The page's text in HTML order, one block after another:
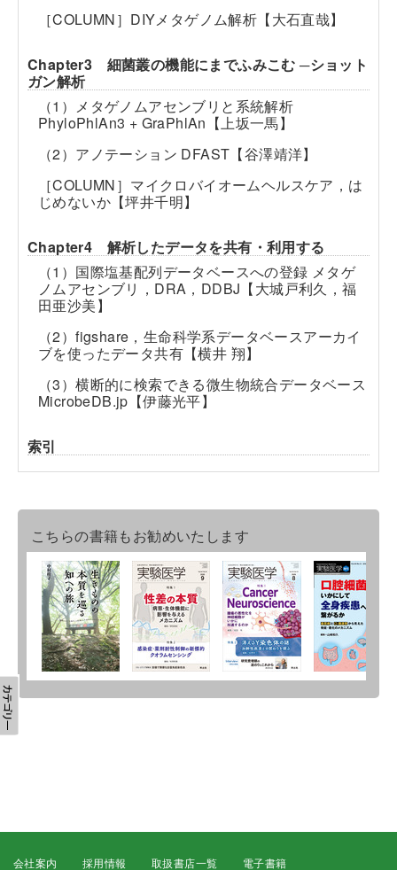
［COLUMN］DIYメタゲノム解析【大石直哉】
Chapter3 細菌叢の機能にまでふみこむ ─ショット
ガン解析
（1）メタゲノムアセンブリと系統解析
PhyloPhlAn3 + GraPhlAn【上坂一馬】
（2）アノテーション DFAST【谷澤靖洋】
［COLUMN］マイクロバイオームヘルスケア，は
じめないか【坪井千明】
Chapter4 解析したデータを共有・利用する
（1）国際塩基配列データベースへの登録 メタゲ
ノムアセンブリ，DRA，DDBJ【大城戸利久，福
田亜沙美】
（2）figshare，生命科学系データベースアーカイ
ブを使ったデータ共有【横井 翔】
（3）横断的に検索できる微生物統合データベース
MicrobeDB.jp【伊藤光平】
索引
こちらの書籍もお勧めいたします
会社案内 採用情報 取扱書店一覧 電子書籍